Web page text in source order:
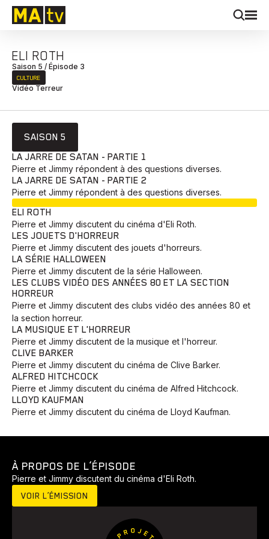
ELI ROTH
Saison 5 / Épisode 3
CULTURE
Vidéo Terreur
SAISON 5
LA JARRE DE SATAN - PARTIE 1
Pierre et Jimmy répondent à des questions diverses.
LA JARRE DE SATAN - PARTIE 2
Pierre et Jimmy répondent à des questions diverses.
ELI ROTH
Pierre et Jimmy discutent du cinéma d'Eli Roth.
LES JOUETS D'HORREUR
Pierre et Jimmy discutent des jouets d'horreurs.
LA SÉRIE HALLOWEEN
Pierre et Jimmy discutent de la série Halloween.
LES CLUBS VIDÉO DES ANNÉES 80 ET LA SECTION
HORREUR
Pierre et Jimmy discutent des clubs vidéo des années 80 et
la section horreur.
LA MUSIQUE ET L'HORREUR
Pierre et Jimmy discutent de la musique et l'horreur.
CLIVE BARKER
Pierre et Jimmy discutent du cinéma de Clive Barker.
ALFRED HITCHCOCK
Pierre et Jimmy discutent du cinéma de Alfred Hitchcock.
LLOYD KAUFMAN
Pierre et Jimmy discutent du cinéma de Lloyd Kaufman.
À PROPOS DE L’ÉPISODE
Pierre et Jimmy discutent du cinéma d'Eli Roth.
VOIR L’ÉMISSION